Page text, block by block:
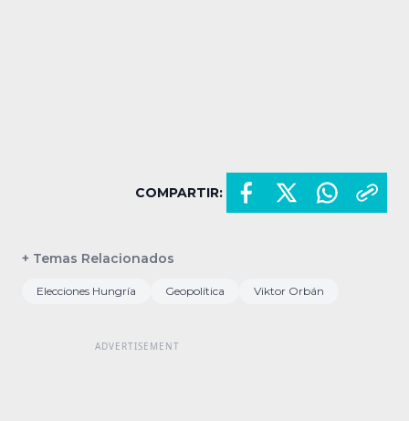
COMPARTIR:
+ Temas Relacionados
Elecciones Hungría Geopolítica Viktor Orbán